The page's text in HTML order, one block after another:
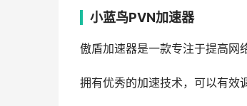
小蓝鸟PVN加速器
傲盾加速器是一款专注于提高网
拥有优秀的加速技术，可以有效